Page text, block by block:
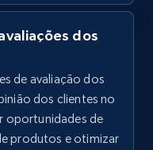
Currency, Initial
and more.
dos
de avaliação dos
dos clientes no
oportunidades de
produtos e otimizar